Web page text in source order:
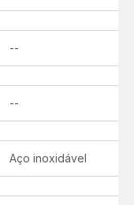
disponível
--
disponível
--
disponível
Aço inoxidável